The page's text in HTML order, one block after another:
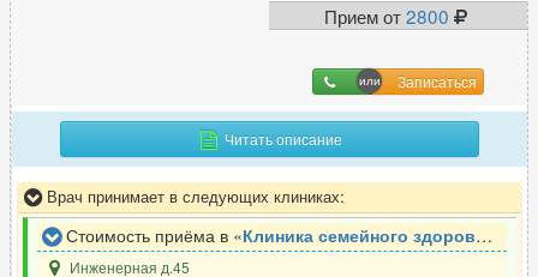
151
10
Нейрохирург 12
Неонатолог
Нефролог 9
Нутрициолог
Прием от2800
Записаться
Читать описание
Врач принимает в следующих клиниках:
Стоимость приёма в «Клиника семейного здоровья Неболейка
Инженерная д.45